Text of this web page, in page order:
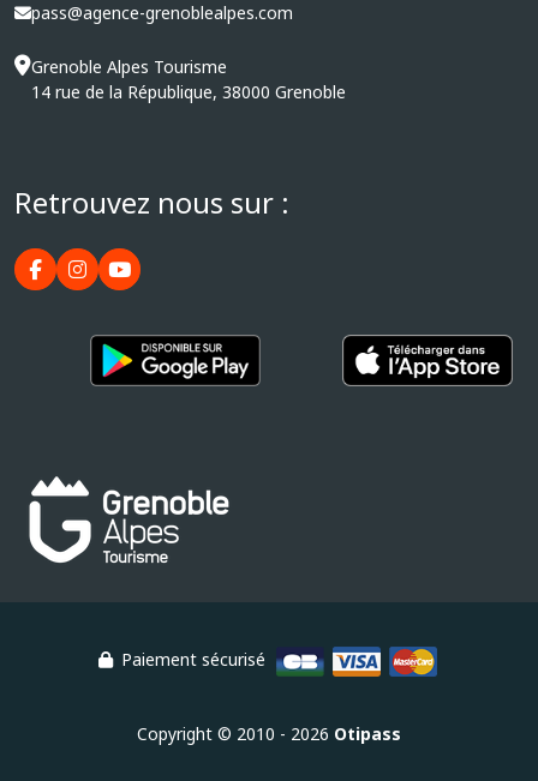
pass@agence-grenoblealpes.com
Grenoble Alpes Tourisme
14 rue de la République, 38000 Grenoble
Retrouvez nous sur :
Paiement sécurisé
Copyright © 2010 - 2026 Otipass